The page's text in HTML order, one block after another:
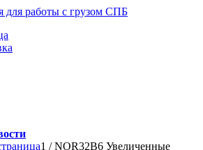
1 / NOR32B6 Увеличенные